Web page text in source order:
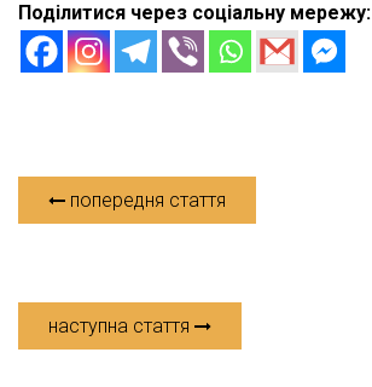
Поділитися через соціальну мережу:
попередня стаття
наступна стаття